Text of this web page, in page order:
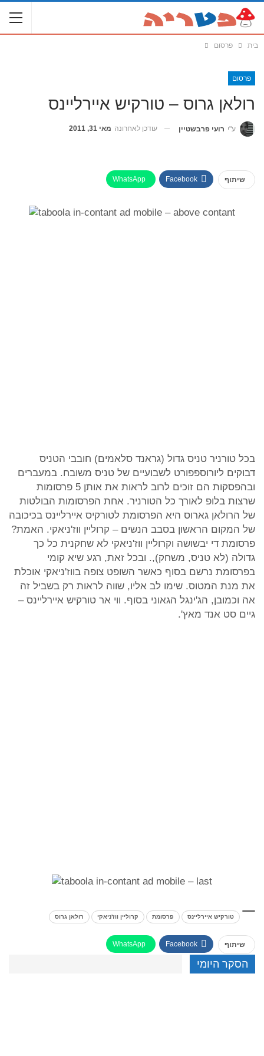
בית פרסום
פרסום
רולאן גרוס – טורקיש איירליינס
ע"י רועי פרבשטיין עודכן לאחרונה מאי 31, 2011
שיתוף Facebook
WhatsApp
בכל טורניר טניס גדול (גראנד סלאמים) חובבי הטניס
דבוקים ליורוספפורט לשבועיים של טניס משובח. במעברים
ובהפסקות הם זוכים לרוב לראות את אותן 5 פרסומות
שרצות בלופ לאורך כל הטורניר. אחת הפרסומות הבולטות
של הרולאן גארוס היא הפרסומת לטורקיס איירליינס בכיכובה
של המקום הראשון בסבב הנשים – קרוליין ווז'ניאקי. האמת?
פרסומת די יבשושה וקרוליין ווז'ניאקי לא שחקנית כל כך
גדולה (לא טניס, משחק),. ובכל זאת, רגע שיא קומי
בפרסומת נרשם בסוף כאשר השופט צופה בווז'ניאקי אוכלת
את מנת המטוס. שימו לב אליו, שווה לראות רק בשביל זה
אה וכמובן, הג'ינגל הגאוני בסוף. ווי אר טורקיש איירליינס –
גיים סט אנד מאץ'.
טורקיש איירליינס פרסומת קרוליין ווז'ניאקי רולאן גרוס
שיתוף Facebook
WhatsApp
הסקר היומי